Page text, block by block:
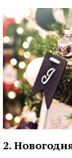
2.